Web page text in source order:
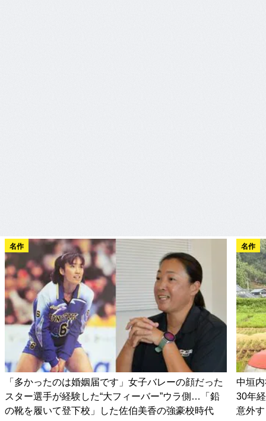
名作
「多かったのは婚姻届です」女子バレーの顔だった
スター選手が経験した“大フィーバー”ウラ側…「鉛
の靴を履いて登下校」した佐伯美香の強豪校時代
名作
中垣
30年
意外